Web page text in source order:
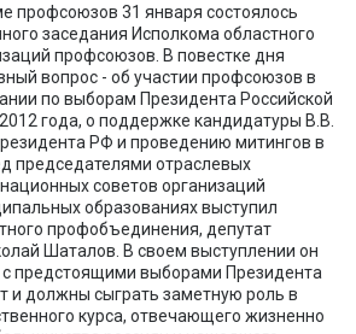
профсоюзов 31 января состоялось
заседания Исполкома областного
профсоюзов. В повестке дня
вопрос - об участии профсоюзов в
по выборам Президента Российской
года, о поддержке кандидатуры В.В.
РФ и проведению митингов в
председателями отраслевых
советов организаций
образованиях выступил
профобъединения, депутат
Шаталов. В своем выступлении он
с предстоящими выборами Президента
и должны сыграть заметную роль в
курса, отвечающего жизненно